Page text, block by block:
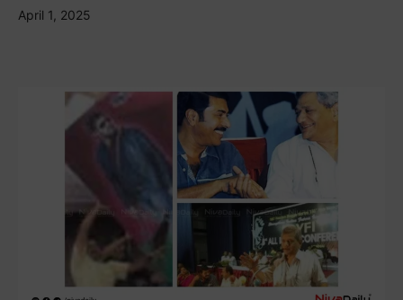
April 1, 2025